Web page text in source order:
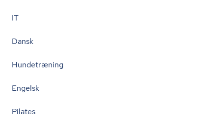
IT
Dansk
Hundetræning
Engelsk
Pilates